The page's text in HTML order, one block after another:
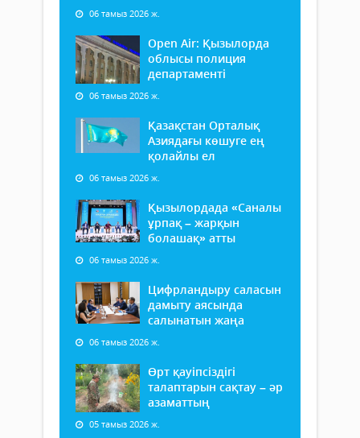
06 тамыз 2026 ж.
Open Air: Қызылорда
облысы полиция
департаменті
06 тамыз 2026 ж.
Қазақстан Орталық
Азиядағы көшуге ең
қолайлы ел
06 тамыз 2026 ж.
Қызылордада «Саналы
ұрпақ – жарқын
болашақ» атты
06 тамыз 2026 ж.
Цифрландыру саласын
дамыту аясында
салынатын жаңа
06 тамыз 2026 ж.
Өрт қауіпсіздігі
талаптарын сақтау – әр
азаматтың
05 тамыз 2026 ж.